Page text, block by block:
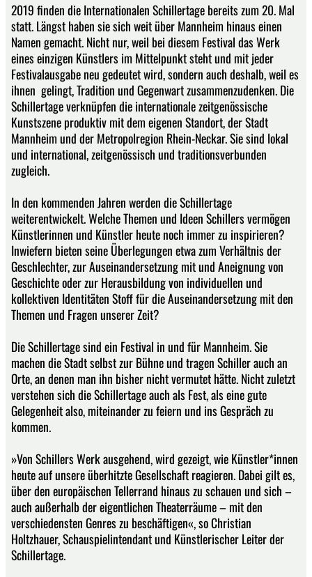
2019 finden die Internationalen Schillertage bereits zum 20. Mal
statt. Längst haben sie sich weit über Mannheim hinaus einen
Namen gemacht. Nicht nur, weil bei diesem Festival das Werk
eines einzigen Künstlers im Mittelpunkt steht und mit jeder
Festivalausgabe neu gedeutet wird, sondern auch deshalb, weil es
ihnen gelingt, Tradition und Gegenwart zusammenzudenken. Die
Schillertage verknüpfen die internationale zeitgenössische
Kunstszene produktiv mit dem eigenen Standort, der Stadt
Mannheim und der Metropolregion Rhein-Neckar. Sie sind lokal
und international, zeitgenössisch und traditionsverbunden
zugleich.
In den kommenden Jahren werden die Schillertage
weiterentwickelt. Welche Themen und Ideen Schillers vermögen
Künstlerinnen und Künstler heute noch immer zu inspirieren?
Inwiefern bieten seine Überlegungen etwa zum Verhältnis der
Geschlechter, zur Auseinandersetzung mit und Aneignung von
Geschichte oder zur Herausbildung von individuellen und
kollektiven Identitäten Stoff für die Auseinandersetzung mit den
Themen und Fragen unserer Zeit?
Die Schillertage sind ein Festival in und für Mannheim. Sie
machen die Stadt selbst zur Bühne und tragen Schiller auch an
Orte, an denen man ihn bisher nicht vermutet hätte. Nicht zuletzt
verstehen sich die Schillertage auch als Fest, als eine gute
Gelegenheit also, miteinander zu feiern und ins Gespräch zu
kommen.
»Von Schillers Werk ausgehend, wird gezeigt, wie Künstler*innen
heute auf unsere überhitzte Gesellschaft reagieren. Dabei gilt es,
über den europäischen Tellerrand hinaus zu schauen und sich –
auch außerhalb der eigentlichen Theaterräume – mit den
verschiedensten Genres zu beschäftigen«, so Christian
Holtzhauer, Schauspielintendant und Künstlerischer Leiter der
Schillertage.